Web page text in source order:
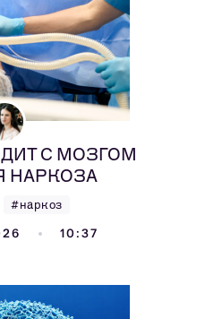
С МОЗГОМ
НАРКОЗА
#наркоз
10:37